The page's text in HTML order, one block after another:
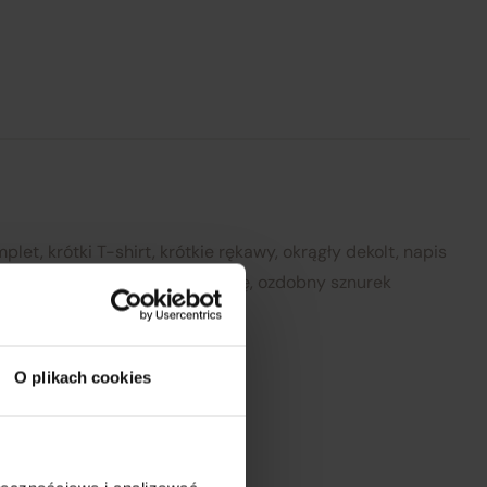
O plikach cookies
krótki T-shirt, krótkie rękawy, okrągły dekolt, napis
z elastyczną talią, wzór w kratę, ozdobny sznurek